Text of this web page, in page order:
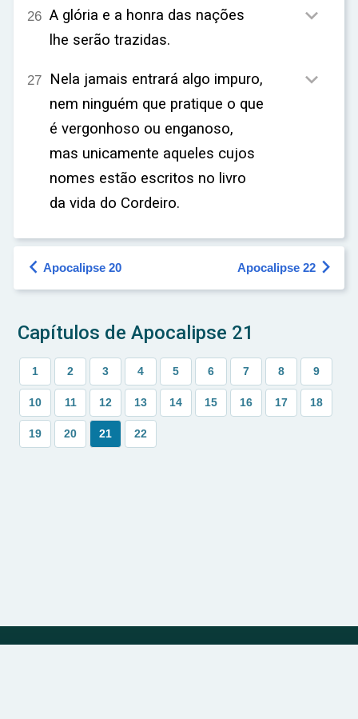
26 A glória e a honra das nações
lhe serão trazidas.

27 Nela jamais entrará algo impuro,
nem ninguém que pratique o que
é vergonhoso ou enganoso,
mas unicamente aqueles cujos
nomes estão escritos no livro
da vida do Cordeiro.

 Apocalipse 20 Apocalipse 22 
Capítulos de Apocalipse 21
1 2 3 4 5 6 7 8 9
10 11 12 13 14 15 16 17 18
19 20 21 22